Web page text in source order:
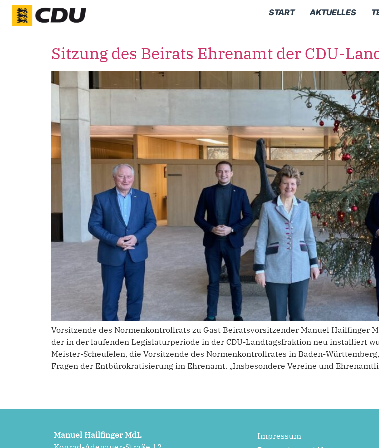
START AKTUELLES
Sitzung des Beirats Ehrenamt der CDU-
Vorsitzende des Normenkontrollrats zu Gast Beiratsvorsitzender Manuel Hailfinger
der in der laufenden Legislaturperiode in der CDU-Landtagsfraktion neu installiert
Meister-Scheufelen, die Vorsitzende des Normenkontrollrates in Baden-
Fragen der Entbürokratisierung im Ehrenamt. „Insbesondere Vereine und
Manuel Hailfinger MdL
Impressum